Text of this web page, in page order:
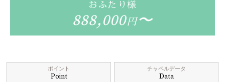
おふたり様
888,000円〜
ポイント
Point
チャペルデータ
Data